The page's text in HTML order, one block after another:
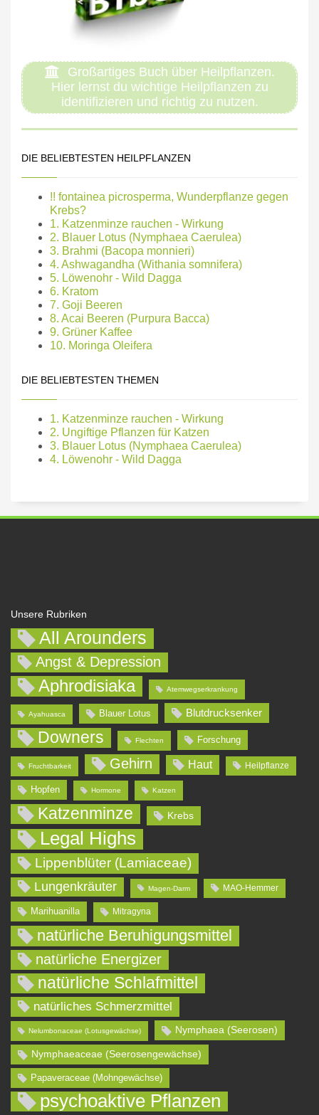
Großartiges Buch über Heilpflanzen.
Hier lernst du wichtige Heilpflanzen zu
identifizieren und richtig zu nutzen.
DIE BELIEBTESTEN HEILPFLANZEN
!! fontainea picrosperma, Wunderpflanze gegen
Krebs?
1. Katzenminze rauchen - Wirkung
2. Blauer Lotus (Nymphaea Caerulea)
3. Brahmi (Bacopa monnieri)
4. Ashwagandha (Withania somnifera)
5. Löwenohr - Wild Dagga
6. Kratom
7. Goji Beeren
8. Acai Beeren (Purpura Bacca)
9. Grüner Kaffee
10. Moringa Oleifera
DIE BELIEBTESTEN THEMEN
1. Katzenminze rauchen - Wirkung
2. Ungiftige Pflanzen für Katzen
3. Blauer Lotus (Nymphaea Caerulea)
4. Löwenohr - Wild Dagga
Unsere Rubriken
All Arounders
Angst & Depression
Aphrodisiaka Atemwegserkrankung
Ayahuasca Blauer Lotus Blutdrucksenker
Downers Flechten Forschung
Fruchtbarkeit Gehirn Haut Heilpflanze
Hopfen Hormone Katzen
Katzenminze Krebs
Legal Highs
Lippenblüter (Lamiaceae)
Lungenkräuter Magen-Darm MAO-Hemmer
Marihuanilla Mitragyna
natürliche Beruhigungsmittel
natürliche Energizer
natürliche Schlafmittel
natürliches Schmerzmittel
Nelumbonaceae (Lotusgewächse) Nymphaea (Seerosen)
Nymphaeaceae (Seerosengewächse)
Papaveraceae (Mohngewächse)
psychoaktive Pflanzen